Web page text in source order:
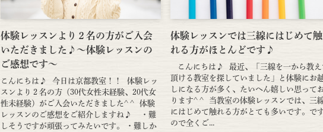
体験レッスンより２名の方がご入会
いただきました♪〜体験レッスンの
ご感想です〜
こんにちは♪ 今日は京都教室！！ 体験レッ
スンより２名の方（30代女性未経験、20代女
性未経験）がご入会いただきました^ ^ 体験
レッスンのご感想をご紹介しますね♪ ・難
しそうですが頑張ってみたいです。 ・難しか
体験レッスンでは三線にはじめて触
れる方がほとんどです♪
こんにちは♪ 最近、「三線を一から教え
頂ける教室を探していました」と体験にお
しになる方が多く、たいへん嬉しい思って
ります^ ^ 当教室の体験レッスンでは、三
にはじめて触れる方がとても多いです。で
ので全くご...